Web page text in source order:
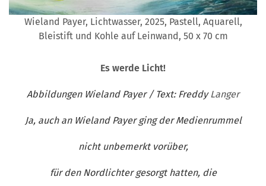
Wieland Payer, Lichtwasser, 2025, Pastell, Aquarell,
Bleistift und Kohle auf Leinwand, 50 x 70 cm
Es werde Licht!
Abbildungen Wieland Payer / Text: Freddy Langer
Ja, auch an Wieland Payer ging der Medienrummel
nicht unbemerkt vorüber,
für den Nordlichter gesorgt hatten, die